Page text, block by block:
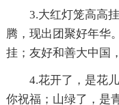
3.大红灯笼高高
腾，现出团聚好年华
挂；友好和善大中国
4.花开了，是花
你祝福；山绿了，是